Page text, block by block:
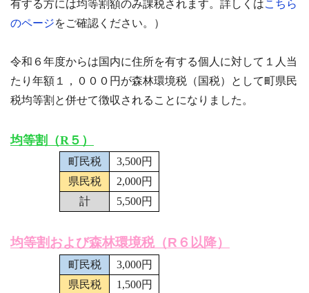
有する方には均等割額のみ課税されます。詳しくはこちら
のページをご確認ください。）
令和６年度からは国内に住所を有する個人に対して１人当
たり年額１，０００円が森林環境税（国税）として町県民
税均等割と併せて徴収されることになりました。
均等割（R５）
町民税
3,500円
県民税
2,000円
計
5,500円
均等割および森林環境税（R６以降）
町民税
3,000円
県民税
1,500円